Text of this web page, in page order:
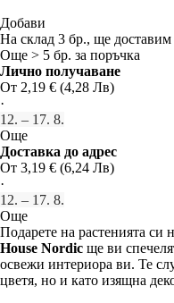
Добави
На склад 3 бр., ще доставим
Още > 5 бр. за поръчка
Лично получаване
От 2,19 € (4,28 Лв)
·
12. – 17. 8.
Още
Доставка до адрес
От 3,19 € (6,24 Лв)
·
12. – 17. 8.
Още
Подарете на растенията си
House Nordic ще ви
освежи интериора ви. Те
цветя, но и като изящна